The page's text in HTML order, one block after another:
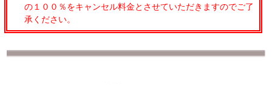
の１００％をキャンセル料金とさせていただきますのでご了
承ください。